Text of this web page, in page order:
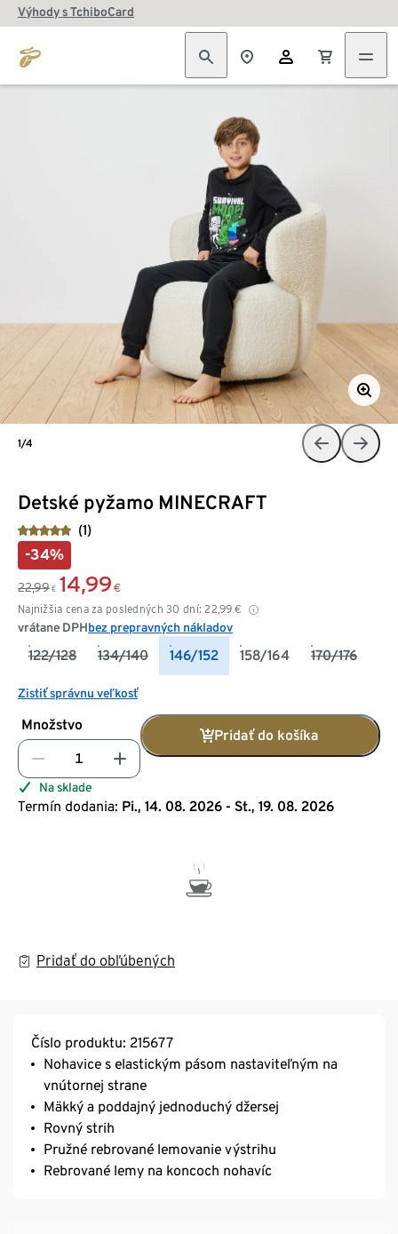
Výhody s TchiboCard
Detské pyžamo MINECRAFT
(1)
-34%
22,99 € 14,99 €
Najnižšia cena za posledných 30 dní: 22,99 €
vrátane DPHbez prepravných nákladov
122/128 134/140 146/152 158/164 170/176
Zistiť správnu veľkosť
Množstvo
Pridať do košíka
Na sklade
Termín dodania: Pi., 14. 08. 2026 - St., 19. 08. 2026
Pridať do obľúbených
1/4
Číslo produktu: 215677
Nohavice s elastickým pásom nastaviteľným na
vnútornej strane
Mäkký a poddajný jednoduchý džersej
Rovný strih
Pružné rebrované lemovanie výstrihu
Rebrované lemy na koncoch nohavíc